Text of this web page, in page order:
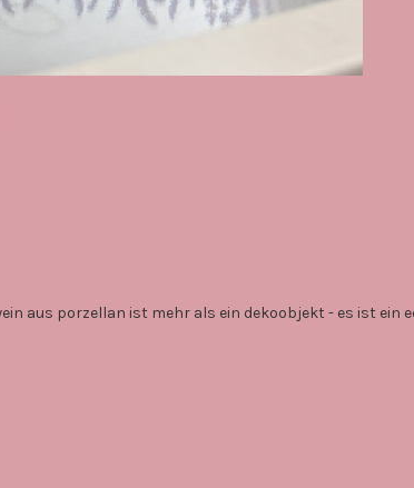
aus porzellan ist mehr als ein dekoobjekt - es ist